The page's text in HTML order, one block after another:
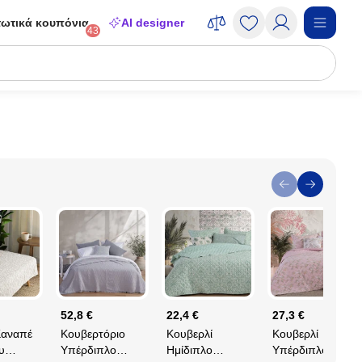
κουπόνια
43
AI designer
52,8 €
Κουβερτόριο
Υπέρδιπλο
22,4 €
Κουβερλί
Ημίδιπλο
27,3 €
Κουβερλί
Υπέρδιπλο